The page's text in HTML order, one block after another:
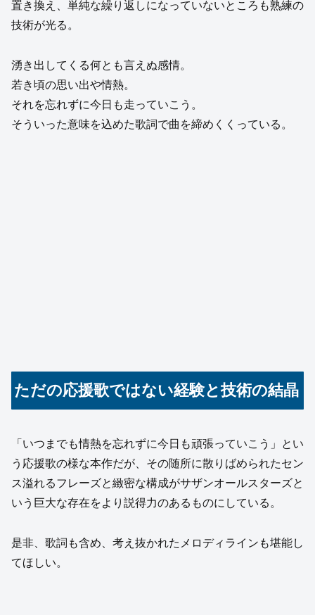
置き換え、単純な繰り返しになっていないところも熟練の
技術が光る。
湧き出してくる何とも言えぬ感情。
若き頃の思い出や情熱。
それを忘れずに今日も走っていこう。
そういった意味を込めた歌詞で曲を締めくくっている。
ただの応援歌ではない経験と技術の結晶
「いつまでも情熱を忘れずに今日も頑張っていこう」とい
う応援歌の様な本作だが、その随所に散りばめられたセン
ス溢れるフレーズと緻密な構成がサザンオールスターズと
いう巨大な存在をより説得力のあるものにしている。
是非、歌詞も含め、考え抜かれたメロディラインも堪能し
てほしい。